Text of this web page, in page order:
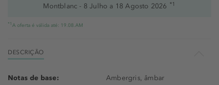
Montblanc - 8 Julho a 18 Agosto 2026 *1
*1 A oferta é válida até: 19.08.AM
DESCRIÇÃO
Notas de base:
Ambergris, âmbar